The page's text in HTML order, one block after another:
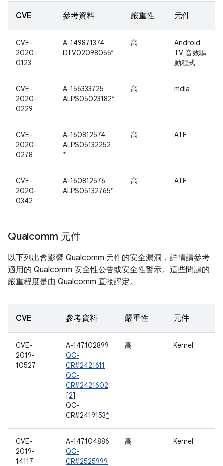
CVE 參考資料 嚴重性 元件
CVE-
2020-
0123
A-149871374
DTV02098055*
高
Android
TV 音效驅
動程式
CVE-
2020-
0229
A-156333725
ALPS05023182*
高 mdla
CVE-
2020-
0278
A-160812574
ALPS05132252
*
高 ATF
CVE-
2020-
0342
A-160812576
ALPS05132765*
高 ATF
Qualcomm 元件
以下列出會影響 Qualcomm 元件的安全漏洞，詳情請參考
適用的 Qualcomm 安全性公告或安全性警示。這些問題的
嚴重程度是由 Qualcomm 直接評定。
CVE 參考資料 嚴重性 元件
CVE-
2019-
10527
A-147102899
QC-
CR#2421611
QC-
CR#2421602
[2]
QC-
CR#2419153*
高 Kernel
CVE-
2019-
14117
A-147104886
QC-
CR#2525999
高 Kernel